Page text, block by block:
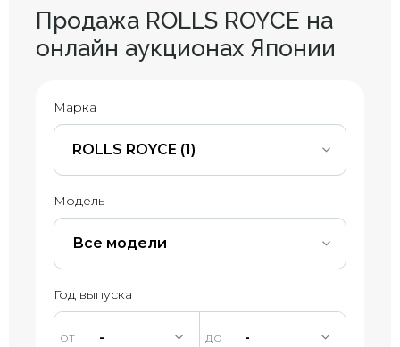
Продажа ROLLS ROYCE на
онлайн аукционах Японии
Марка
ROLLS ROYCE (1)
Модель
Все модели
Год выпуска
- -